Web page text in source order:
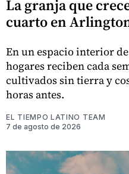
La granja que
cuarto en
En un espacio interior
hogares reciben cada
cultivados sin tierra y
horas antes.
EL TIEMPO LATINO TEAM
7 de agosto de 2026